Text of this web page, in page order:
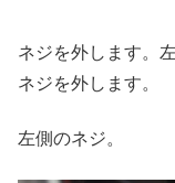
ネジを外します。
ネジを外します。
左側のネジ。